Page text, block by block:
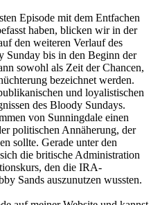
Episode mit dem Entfachen
haben, blicken wir in der
den weiteren Verlauf des
bis in den Beginn der
sowohl als Zeit der Chancen,
bezeichnet werden.
und loyalistischen
des Bloody Sundays.
von Sunningdale einen
politischen Annäherung, der
sollte. Gerade unter den
die britische Administration
den die IRA-
Sands auszunutzen wussten.